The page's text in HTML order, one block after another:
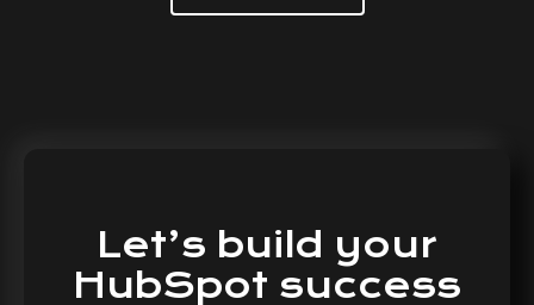
Let’s build your
HubSpot success